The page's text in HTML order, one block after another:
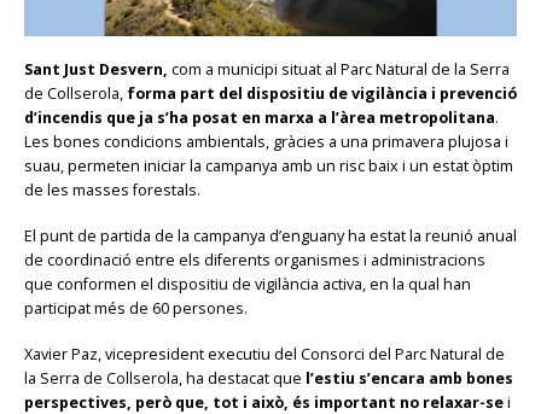
Sant Just Desvern, com a municipi situat al Parc Natural de la Serra
de Collserola, forma part del dispositiu de vigilància i prevenció
d’incendis que ja s’ha posat en marxa a l’àrea metropolitana.
Les bones condicions ambientals, gràcies a una primavera plujosa i
suau, permeten iniciar la campanya amb un risc baix i un estat òptim
de les masses forestals.
El punt de partida de la campanya d’enguany ha estat la reunió anual
de coordinació entre els diferents organismes i administracions
que conformen el dispositiu de vigilància activa, en la qual han
participat més de 60 persones.
Xavier Paz, vicepresident executiu del Consorci del Parc Natural de
la Serra de Collserola, ha destacat que l’estiu s’encara amb bones
perspectives, però que, tot i això, és important no relaxar-sei